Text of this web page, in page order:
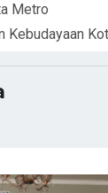
Metro
Kebudayaan